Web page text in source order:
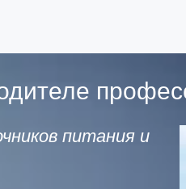
питания и